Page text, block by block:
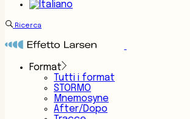
Ricerca
Format
Tutti i format
STORMO
Mnemosyne
After/Dopo